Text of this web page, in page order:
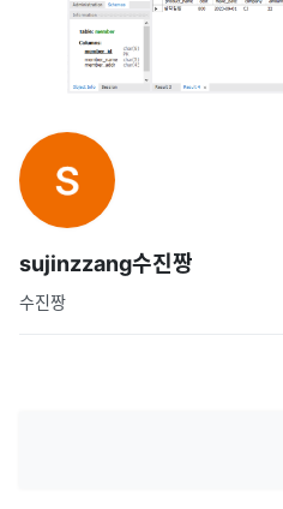
sujinzzang수진짱
수진짱